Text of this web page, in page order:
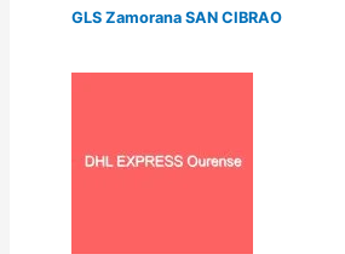
GLS Zamorana SAN CIBRAO